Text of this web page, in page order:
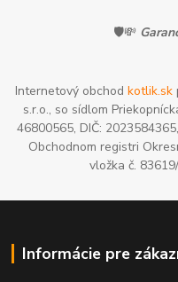
🛡️💸
Internetový obchod kotlik.sk
s.r.o., so sídlom
46800565, DIČ:
Obchodnom registri
vložka č.
Informácie pre